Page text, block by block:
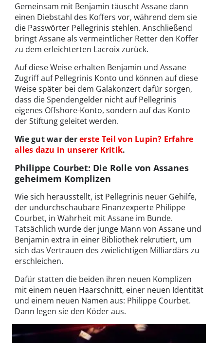
Gemeinsam mit Benjamin täuscht Assane dann
einen Diebstahl des Koffers vor, während dem sie
die Passwörter Pellegrinis stehlen. Anschließend
bringt Assane als vermeintlicher Retter den Koffer
zu dem erleichterten Lacroix zurück.
Auf diese Weise erhalten Benjamin und Assane
Zugriff auf Pellegrinis Konto und können auf diese
Weise später bei dem Galakonzert dafür sorgen,
dass die Spendengelder nicht auf Pellegrinis
eigenes Offshore-Konto, sondern auf das Konto
der Stiftung geleitet werden.
Wie gut war dererste Teil von Lupin? Erfahre
alles dazu in unserer Kritik.
Philippe Courbet: Die Rolle von Assanes
geheimem Komplizen
Wie sich herausstellt, ist Pellegrinis neuer Gehilfe,
der undurchschaubare Finanzexperte Philippe
Courbet, in Wahrheit mit Assane im Bunde.
Tatsächlich wurde der junge Mann von Assane und
Benjamin extra in einer Bibliothek rekrutiert, um
sich das Vertrauen des zwielichtigen Milliardärs zu
erschleichen.
Dafür statten die beiden ihren neuen Komplizen
mit einem neuen Haarschnitt, einer neuen Identität
und einem neuen Namen aus: Philippe Courbet.
Dann legen sie den Köder aus.